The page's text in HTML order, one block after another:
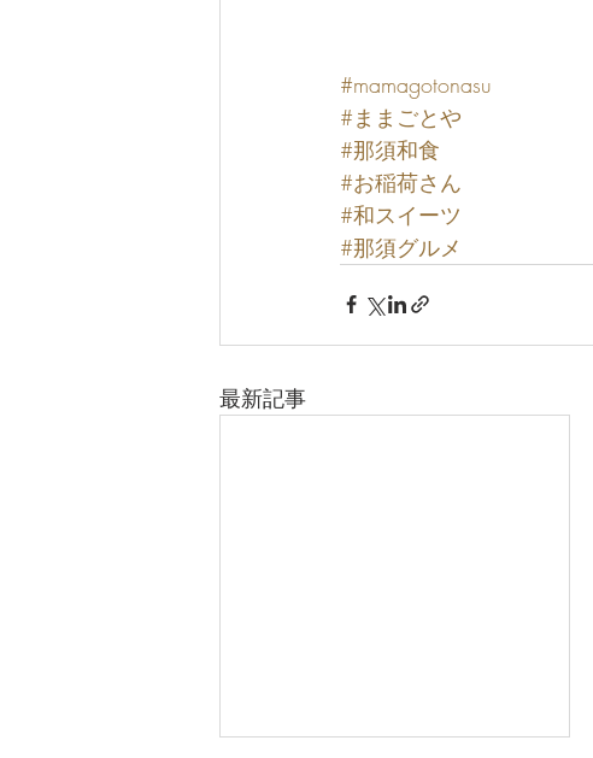
#mamagotonasu
#ままごとや
#那須和食
#お稲荷さん
#和スイーツ
#那須グルメ
最新記事